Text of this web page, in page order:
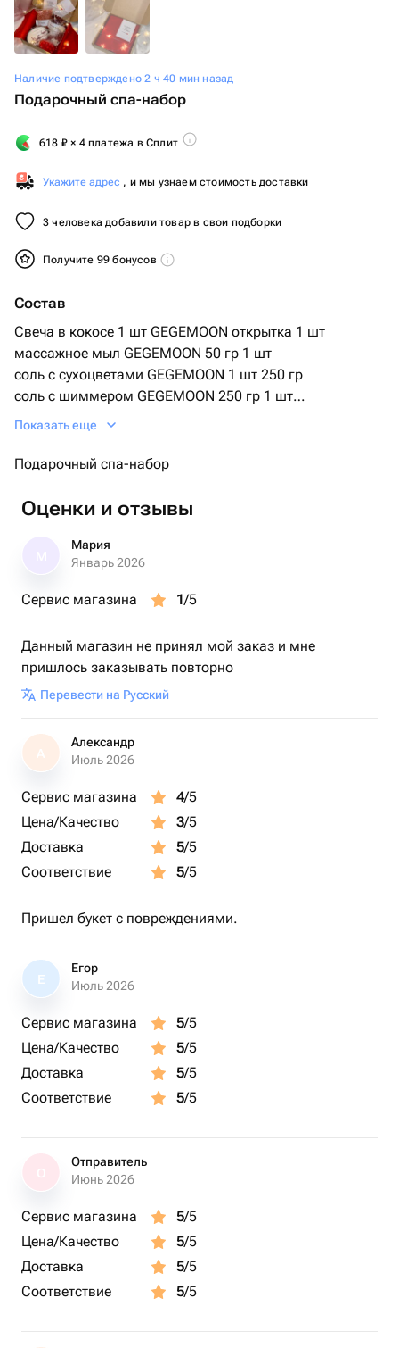
Наличие подтверждено 2 ч 40 мин назад
Подарочный спа-набор
618 ₽ × 4 платежа в Сплит
Укажите адрес , и мы узнаем стоимость доставки
3 человека добавили товар в свои подборки
Получите 99 бонусов
Состав
Свеча в кокосе 1 шт GEGEMOON открытка 1 шт
массажное мыл GEGEMOON 50 гр 1 шт
соль с сухоцветами GEGEMOON 1 шт 250 гр
соль с шиммером GEGEMOON 250 гр 1 шт
саше 1 шт
Показать еще
Подарочный спа-набор
Оценки и отзывы
Мария
Январь 2026
Сервис магазина 1/5
Данный магазин не принял мой заказ и мне
пришлось заказывать повторно
Перевести на Русский
А
Александр
Июль 2026
Сервис магазина 4/5
Цена/Качество
3/5
Доставка
5/5
Соответствие
5/5
Пришел букет с повреждениями.
Е
Егор
Июль 2026
Сервис магазина 5/5
Цена/Качество
5/5
Доставка
5/5
Соответствие
5/5
Отправитель
Июнь 2026
Сервис магазина 5/5
Цена/Качество
5/5
Доставка
5/5
Соответствие
5/5